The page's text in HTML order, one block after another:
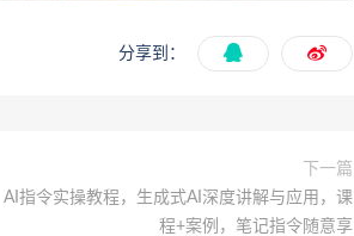
分享到：
下一篇
AI指令实操教程，生成式AI深度讲解与应用，课
程+案例，笔记指令随意享